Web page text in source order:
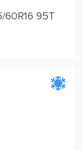
60R16 95T